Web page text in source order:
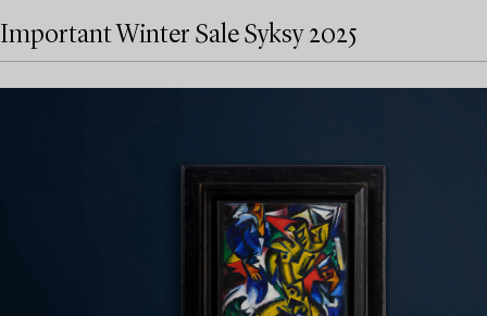
Important Winter Sale Syksy 2025